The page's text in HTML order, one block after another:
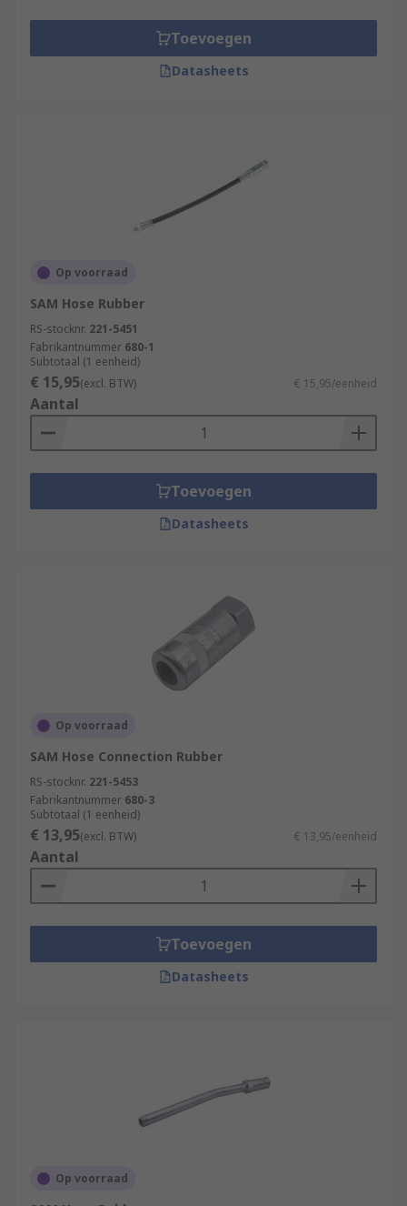
Toevoegen
Datasheets
Op voorraad
SAM Hose Rubber
RS-stocknr. 221-5451
Fabrikantnummer 680-1
Subtotaal (1 eenheid)
€ 15,95(excl. BTW) € 15,95/eenheid
Aantal
Toevoegen
Datasheets
Op voorraad
SAM Hose Connection Rubber
RS-stocknr. 221-5453
Fabrikantnummer 680-3
Subtotaal (1 eenheid)
€ 13,95(excl. BTW) € 13,95/eenheid
Aantal
Toevoegen
Datasheets
Op voorraad